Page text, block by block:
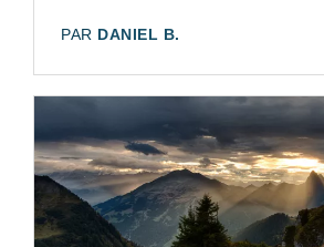
AUTEUR:
PAR DANIEL B.